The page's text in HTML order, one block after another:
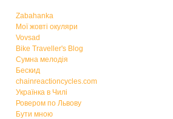
Zabahanka
Мої жовті окуляри
Vovsad
Bike Traveller's Blog
Сумна мелодія
Бескид
chainreactioncycles.com
Українка в Чилі
Ровером по Львову
Бути мною